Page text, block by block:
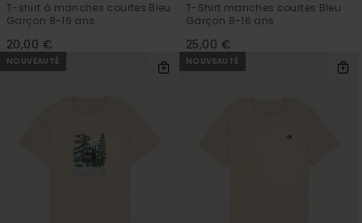
T-shirt à manches courtes Bleu
Garçon 8-16 ans
20,00 €
T-Shirt manches courtes Bleu
Garçon 8-16 ans
25,00 €
NOUVEAUTÉ NOUVEAUTÉ